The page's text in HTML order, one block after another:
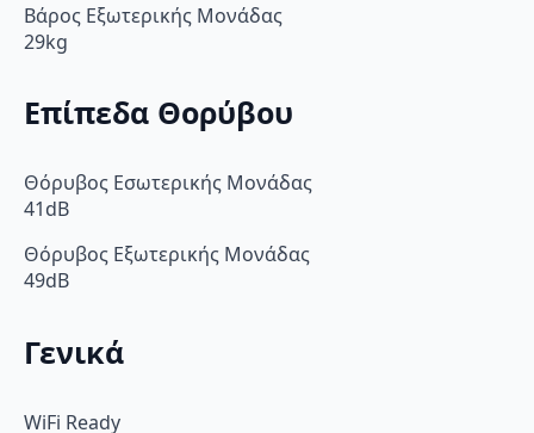
Βάρος Εξωτερικής Μονάδας
29kg
Επίπεδα Θορύβου
Θόρυβος Εσωτερικής Μονάδας
41dB
Θόρυβος Εξωτερικής Μονάδας
49dB
Γενικά
WiFi Ready